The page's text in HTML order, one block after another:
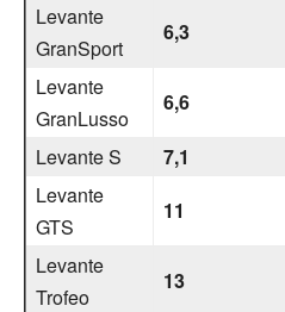
Levante
GranSport
6,3
Levante
GranLusso
6,6
Levante S
7,1
Levante
GTS
11
Levante
Trofeo
13